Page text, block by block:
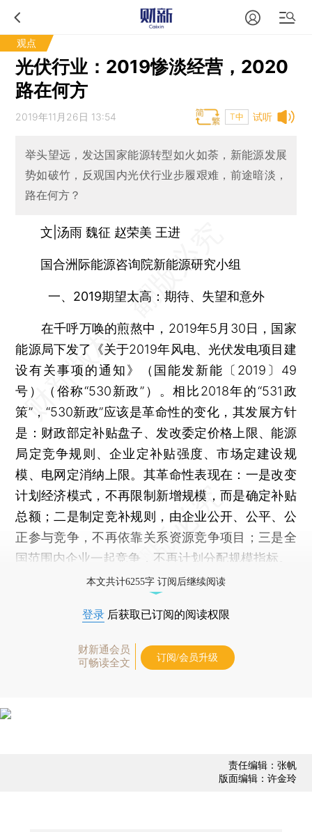
观点
光伏行业：2019惨淡经营，2020
路在何方
试听
2019年11月26日 13:54 T中
举头望远，发达国家能源转型如火如荼，新能源发展
势如破竹，反观国内光伏行业步履艰难，前途暗淡，
路在何方？
文|汤雨 魏征 赵荣美 王进
国合洲际能源咨询院新能源研究小组
一、2019期望太高：期待、失望和意外
在千呼万唤的煎熬中，2019年5月30日，国家
能源局下发了《关于2019年风电、光伏发电项目建
设有关事项的通知》（国能发新能〔2019〕49
号）（俗称“530新政”）。相比2018年的“531政
策”，“530新政”应该是革命性的变化，其发展方针
是：财政部定补贴盘子、发改委定价格上限、能源
局定竞争规则、企业定补贴强度、市场定建设规
模、电网定消纳上限。其革命性表现在：一是改变
计划经济模式，不再限制新增规模，而是确定补贴
总额；二是制定竞补规则，由企业公开、公平、公
正参与竞争，不再依靠关系资源竞争项目；三是全
国范围内企业一起竞争，不再计划分配规模指标。
本文共计6255字 订阅后继续阅读
登录 后获取已订阅的阅读权限
财新通会员
可畅读全文
订阅/会员升级
责任编辑：张帆
版面编辑：许金玲